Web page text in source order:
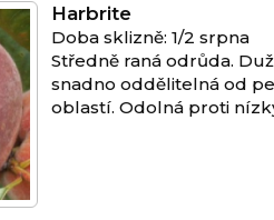
Harbrite
Doba sklizně: 1/2 srpna
Středně raná odrůda.
snadno oddělitelná od
oblastí. Odolná proti